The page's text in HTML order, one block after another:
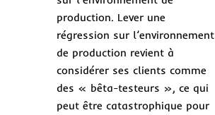
production. Lever une
régression sur l’environnement
de production revient à
considérer ses clients comme
des « bêta-testeurs », ce qui
peut être catastrophique pour